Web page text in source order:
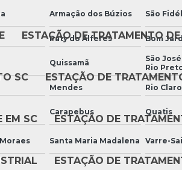
ESTAÇÃO DE TRATAMENTO
SC ESTAÇÃO DE
EM SC ESTAÇÃO DE
ESTAÇÃO DE
Armação dos Búzios São
Paty do Alferes Bom
Quissamã
São
Rio
Mendes Rio Claro
Carapebus Quatis
Santa Maria Madalena Varre-Sai